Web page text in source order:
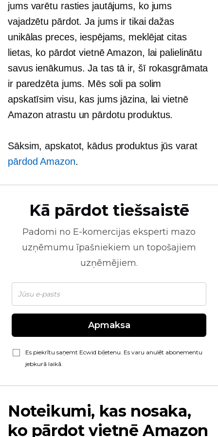
jums varētu rasties jautājums, ko jums
vajadzētu pārdot. Ja jums ir tikai dažas
unikālas preces, iespējams, meklējat citas
lietas, ko pārdot vietnē Amazon, lai palielinātu
savus ienākumus. Ja tas tā ir, šī rokasgrāmata
ir paredzēta jums. Mēs soli pa solim
apskatīsim visu, kas jums jāzina, lai vietnē
Amazon atrastu un pārdotu produktus.
Sāksim, apskatot, kādus produktus jūs varat
pārdod Amazon.
Kā pārdot tiešsaistē
Padomi no E-komercijas eksperti mazo
uzņēmumu īpašniekiem un topošajiem
uzņēmējiem.
Apmaksa
Es piekrītu saņemt Ecwid biļetenu. Es varu anulēt abonementu
jebkurā laikā.
Noteikumi, kas nosaka,
ko pārdot vietnē Amazon